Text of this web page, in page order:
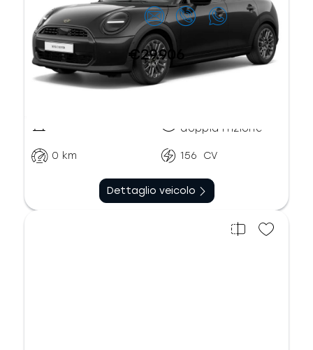
Contattaci
€29.906
doppia frizione
0 km 156 CV
Dettaglio veicolo